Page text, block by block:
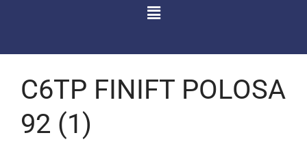
C6TP FINIFT POLOSA
92 (1)